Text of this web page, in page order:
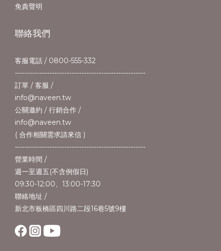
免責聲明
聯絡我們
客服電話 / 0800-555-332
-----------------------------------------------------
訂單 / 客服 /
info@naveen.tw
公關邀約 / 行銷合作 /
info@naveen.tw
( 合作相關需求請來信 )
-----------------------------------------------------
營業時間 /
週一至週五(不含例假日)
09:30-12:00、13:00-17:30
聯絡地址 /
新北市板橋區四川路二段16巷5號9樓